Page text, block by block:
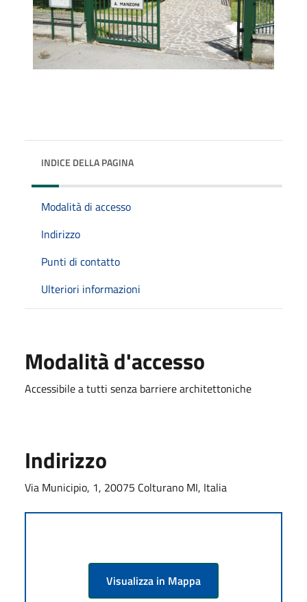
INDICE DELLA PAGINA
Modalità di accesso
Indirizzo
Punti di contatto
Ulteriori informazioni
Modalità d'accesso
Accessibile a tutti senza barriere architettoniche
Indirizzo
Via Municipio, 1, 20075 Colturano MI, Italia
Visualizza in Mappa